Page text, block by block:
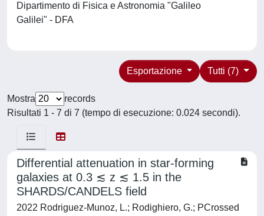
Dipartimento di Fisica e Astronomia "Galileo
Galilei" - DFA
Tutti (7)
Esportazione
Mostra
records
Risultati 1 - 7 di 7 (tempo di esecuzione: 0.024 secondi).
Differential attenuation in star-forming
galaxies at 0.3 ≲ z ≲ 1.5 in the
SHARDS/CANDELS field
2022 Rodriguez-Munoz, L.; Rodighiero, G.; PCrossed